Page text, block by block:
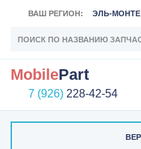
ВАШ РЕГИОН: ЭЛЬ-МОНТЕ
MobilePart
7 (926) 228-42-54